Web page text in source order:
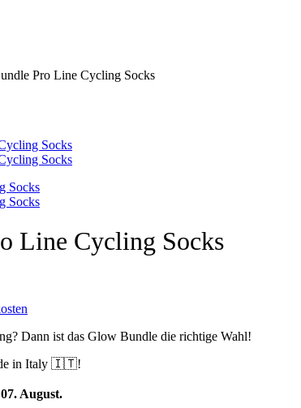
Pro Line Cycling Socks
Line Cycling Socks
Dann ist das Glow Bundle die richtige Wahl!
in Italy 🇮🇹!
August.